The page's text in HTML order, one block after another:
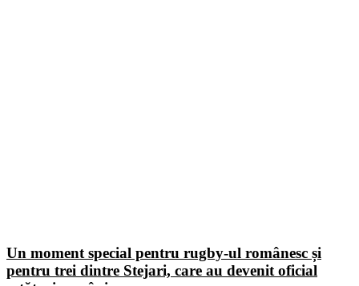
Un moment special pentru rugby-ul românesc și
pentru trei dintre Stejari, care au devenit oficial